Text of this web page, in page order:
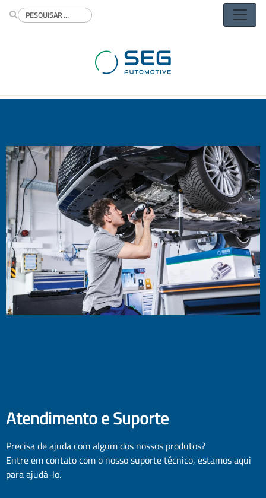
Buscar
Atendimento e Suporte
Precisa de ajuda com algum dos nossos produtos?
Entre em contato com o nosso suporte técnico, estamos aqui
para ajudá-lo.